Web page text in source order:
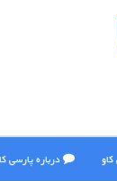
درباره پارسی